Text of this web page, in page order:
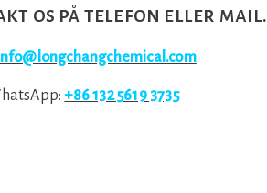
os på telefon eller mail.
+86 132 5619 3735